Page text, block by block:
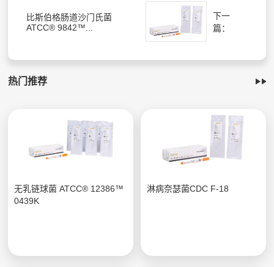
比斯伯格肠道沙门氏菌
ATCC® 9842™...
下一
篇：
热门推荐
无乳链球菌 ATCC® 12386™
0439K
淋病奈瑟菌CDC F-18